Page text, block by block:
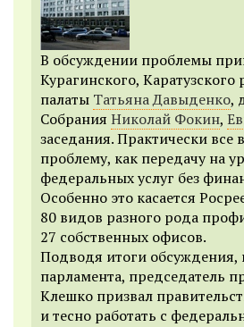
В обсуждении проблемы
Курагинского,
палаты Татьяна Давыденко,
Собрания Николай Фокин,
заседания. Практически все
проблему, как передачу на
федеральных услуг без
Особенно это касается
80 видов разного рода
27 собственных офисов.
Подводя итоги обсуждения,
парламента, председатель
Клешко призвал
и тесно работать с